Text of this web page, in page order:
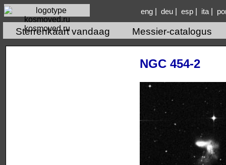
kosmoved.ru
eng| deu| esp| ita|
Sterrenkaart vandaag Messier-catalogus
NGC 454-2